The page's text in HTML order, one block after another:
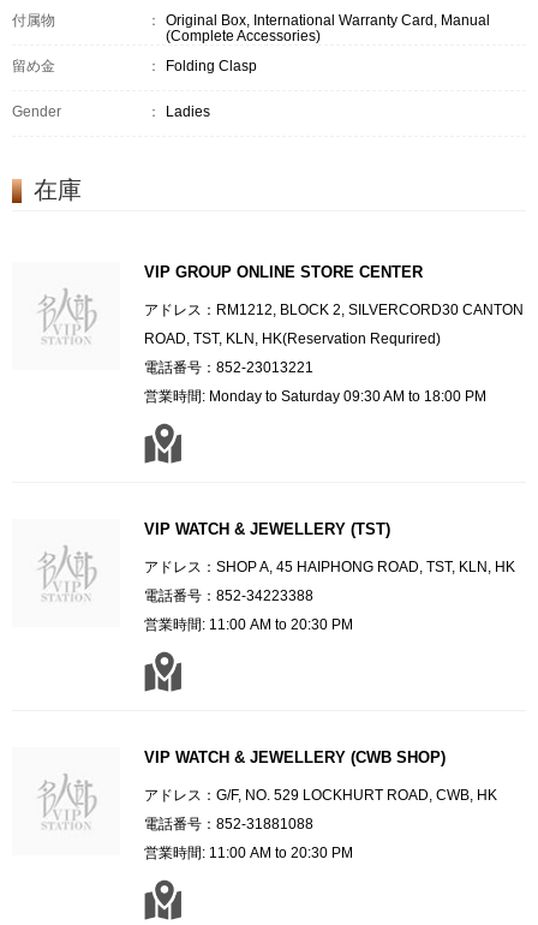
付属物 ：
Original Box, International Warranty Card, Manual
(Complete Accessories)
留め金
： Folding Clasp
Gender ： Ladies
在庫
VIP GROUP ONLINE STORE CENTER
アドレス：RM1212, BLOCK 2, SILVERCORD30 CANTON
ROAD, TST, KLN, HK(Reservation Requrired)
電話番号：852-23013221
営業時間: Monday to Saturday 09:30 AM to 18:00 PM
VIP WATCH & JEWELLERY (TST)
アドレス：SHOP A, 45 HAIPHONG ROAD, TST, KLN, HK
電話番号：852-34223388
営業時間: 11:00 AM to 20:30 PM
VIP WATCH & JEWELLERY (CWB SHOP)
アドレス：G/F, NO. 529 LOCKHURT ROAD, CWB, HK
電話番号：852-31881088
営業時間: 11:00 AM to 20:30 PM